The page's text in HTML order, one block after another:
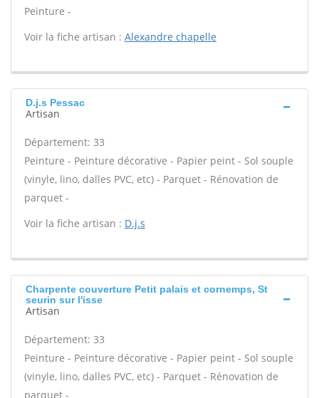
Peinture -
Voir la fiche artisan : Alexandre chapelle
D.j.s Pessac
Artisan
Département: 33
Peinture - Peinture décorative - Papier peint - Sol souple
(vinyle, lino, dalles PVC, etc) - Parquet - Rénovation de
parquet -
Voir la fiche artisan : D.j.s
Charpente couverture Petit palais et cornemps, St
seurin sur l'isse
Artisan
Département: 33
Peinture - Peinture décorative - Papier peint - Sol souple
(vinyle, lino, dalles PVC, etc) - Parquet - Rénovation de
parquet -